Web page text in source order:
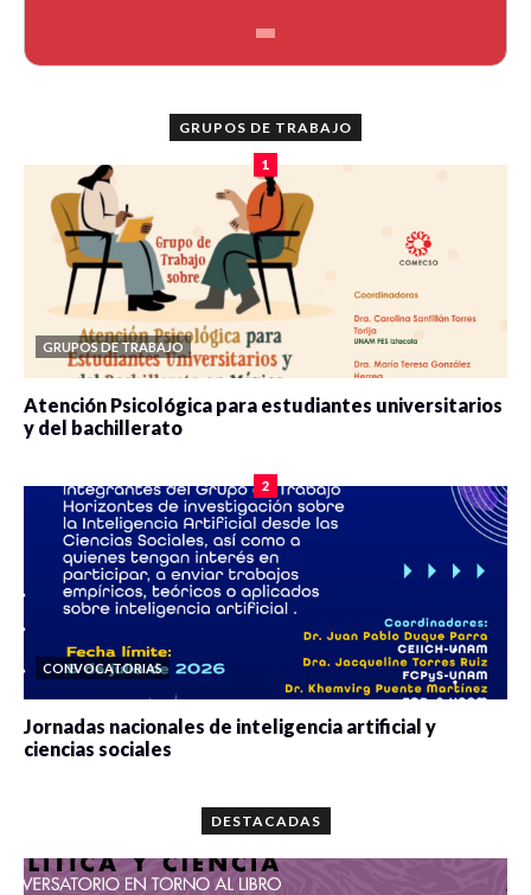
GRUPOS DE TRABAJO
1
GRUPOS DE TRABAJO
Atención Psicológica para estudiantes universitarios
y del bachillerato
2
CONVOCATORIAS
Jornadas nacionales de inteligencia artificial y
ciencias sociales
DESTACADAS